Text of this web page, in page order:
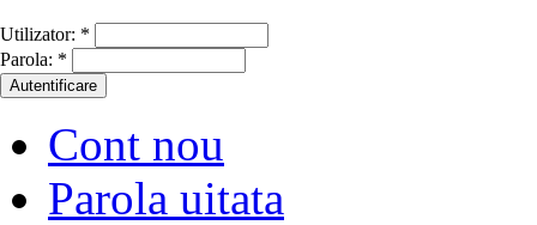
Utilizator: *
Parola: *
Cont nou
Parola uitata